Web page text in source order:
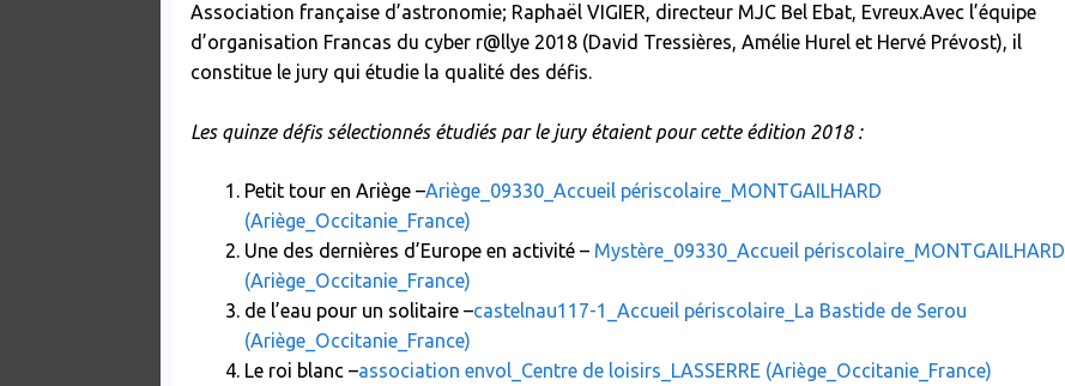
Association française d’astronomie; Raphaël VIGIER, directeur MJC Bel Ebat, Evreux.Avec l’équipe
d’organisation Francas du cyber r@llye 2018 (David Tressières, Amélie Hurel et Hervé Prévost), il
constitue le jury qui étudie la qualité des défis.
Les quinze défis sélectionnés étudiés par le jury étaient pour cette édition 2018 :
Petit tour en Ariège –Ariège_09330_Accueil périscolaire_MONTGAILHARD
(Ariège_Occitanie_France)
Une des dernières d’Europe en activité – Mystère_09330_Accueil périscolaire_MONTGAILHARD
(Ariège_Occitanie_France)
de l’eau pour un solitaire –castelnau117-1_Accueil périscolaire_La Bastide de Serou
(Ariège_Occitanie_France)
Le roi blanc –association envol_Centre de loisirs_LASSERRE (Ariège_Occitanie_France)